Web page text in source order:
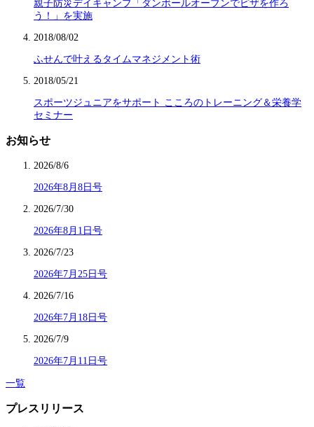
親子防災デイキャンプ「ダンボールオーブンでピザを作ろ
う！」を実施
2018/08/02
ふせんで叶えるタイムマネジメント術
2018/05/21
スポーツジュニアをサポート こころのトレーニング＆栄養学
セミナー
お知らせ
2026/8/6
2026年8月8日号
2026/7/30
2026年8月1日号
2026/7/23
2026年7月25日号
2026/7/16
2026年7月18日号
2026/7/9
2026年7月11日号
一覧
プレスリリース